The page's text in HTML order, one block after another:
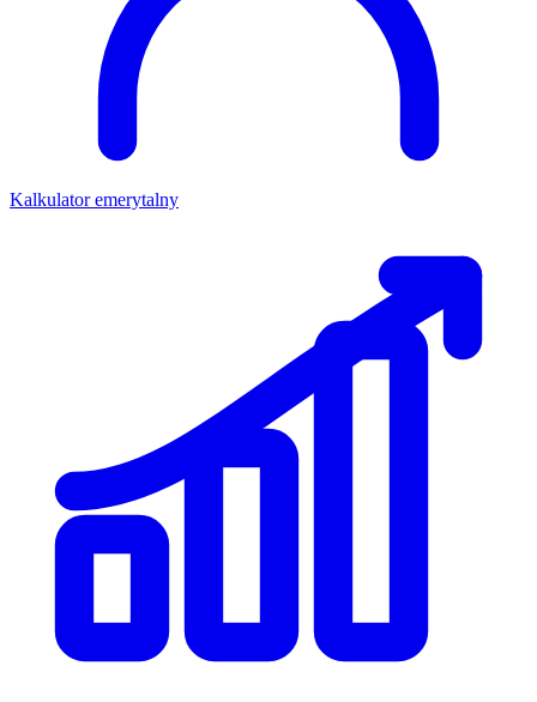
Kalkulator emerytalny